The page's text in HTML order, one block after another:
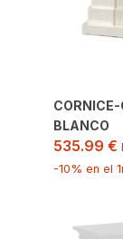
BLANCO
535.99 €
-10% en el